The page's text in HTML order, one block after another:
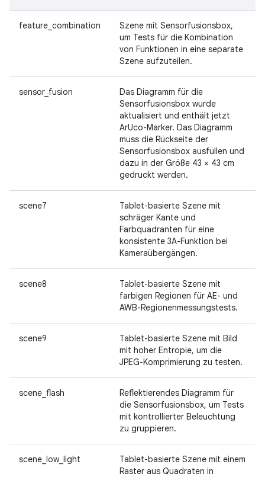
feature_combination
Szene mit Sensorfusionsbox,
um Tests für die Kombination
von Funktionen in eine separate
Szene aufzuteilen.
sensor_fusion
Das Diagramm für die
Sensorfusionsbox wurde
aktualisiert und enthält jetzt
ArUco-Marker. Das Diagramm
muss die Rückseite der
Sensorfusionsbox ausfüllen und
dazu in der Größe 43 × 43 cm
gedruckt werden.
scene7
Tablet-basierte Szene mit
schräger Kante und
Farbquadranten für eine
konsistente 3A-Funktion bei
Kameraübergängen.
scene8
Tablet-basierte Szene mit
farbigen Regionen für AE- und
AWB-Regionenmessungstests.
scene9
Tablet-basierte Szene mit Bild
mit hoher Entropie, um die
JPEG-Komprimierung zu testen.
scene_flash
Reflektierendes Diagramm für
die Sensorfusionsbox, um Tests
mit kontrollierter Beleuchtung
zu gruppieren.
scene_low_light
Tablet-basierte Szene mit einem
Raster aus Quadraten in